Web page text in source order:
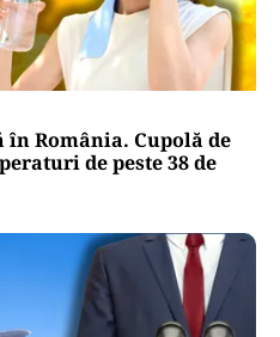
în România. Cupolă de
de peste 38 de